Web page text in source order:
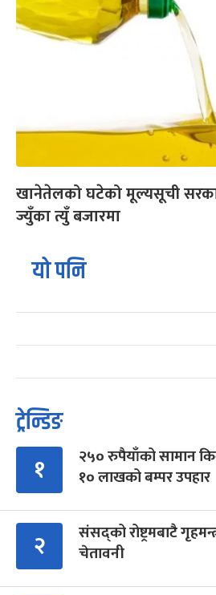
खानेतेलको घटेको मूल्यसूची
ज्युँका त्युँ बजारमा
यो पनि
ट्रेन्डिङ
१
२५० रुपैयाँको सामान
१० लाखको बम्पर उपहार
२
संसद्को रोष्ट्रमबाटै
चेतावनी